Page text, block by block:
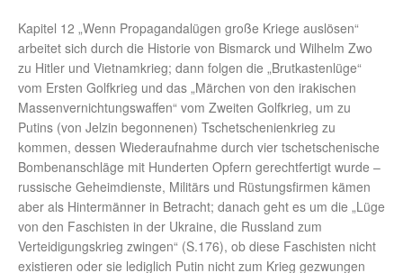
Kapitel 12 „Wenn Propagandalügen große Kriege auslösen“
arbeitet sich durch die Historie von Bismarck und Wilhelm Zwo
zu Hitler und Vietnamkrieg; dann folgen die „Brutkastenlüge“
vom Ersten Golfkrieg und das „Märchen von den irakischen
Massenvernichtungswaffen“ vom Zweiten Golfkrieg, um zu
Putins (von Jelzin begonnenen) Tschetschenienkrieg zu
kommen, dessen Wiederaufnahme durch vier tschetschenische
Bombenanschläge mit Hunderten Opfern gerechtfertigt wurde –
russische Geheimdienste, Militärs und Rüstungsfirmen kämen
aber als Hintermänner in Betracht; danach geht es um die „Lüge
von den Faschisten in der Ukraine, die Russland zum
Verteidigungskrieg zwingen“ (S.176), ob diese Faschisten nicht
existieren oder sie lediglich Putin nicht zum Krieg gezwungen